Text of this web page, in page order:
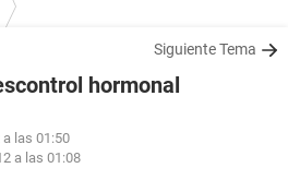
Siguiente Tema
hormonal
a las 01:50
a las 01:08